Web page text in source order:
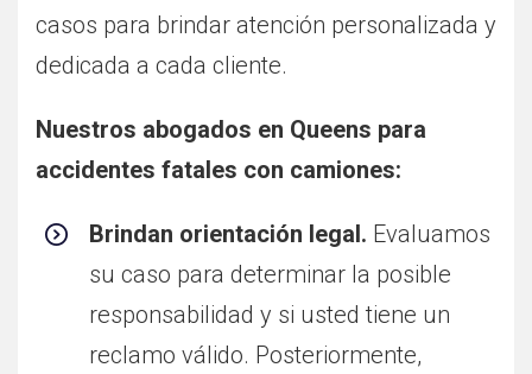
casos para brindar atención personalizada y
dedicada a cada cliente.
Nuestros abogados en Queens para
accidentes fatales con camiones:
Brindan orientación legal. Evaluamos
su caso para determinar la posible
responsabilidad y si usted tiene un
reclamo válido. Posteriormente,